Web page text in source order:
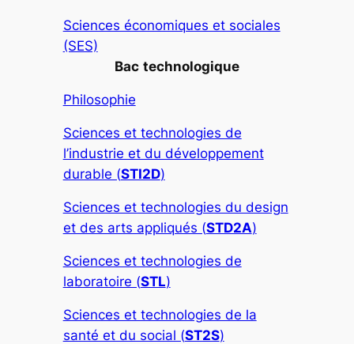
Sciences économiques et sociales
(SES)
Bac technologique
Philosophie
Sciences et technologies de
l’industrie et du développement
durable (STI2D)
Sciences et technologies du design
et des arts appliqués (STD2A)
Sciences et technologies de
laboratoire (STL)
Sciences et technologies de la
santé et du social (ST2S)